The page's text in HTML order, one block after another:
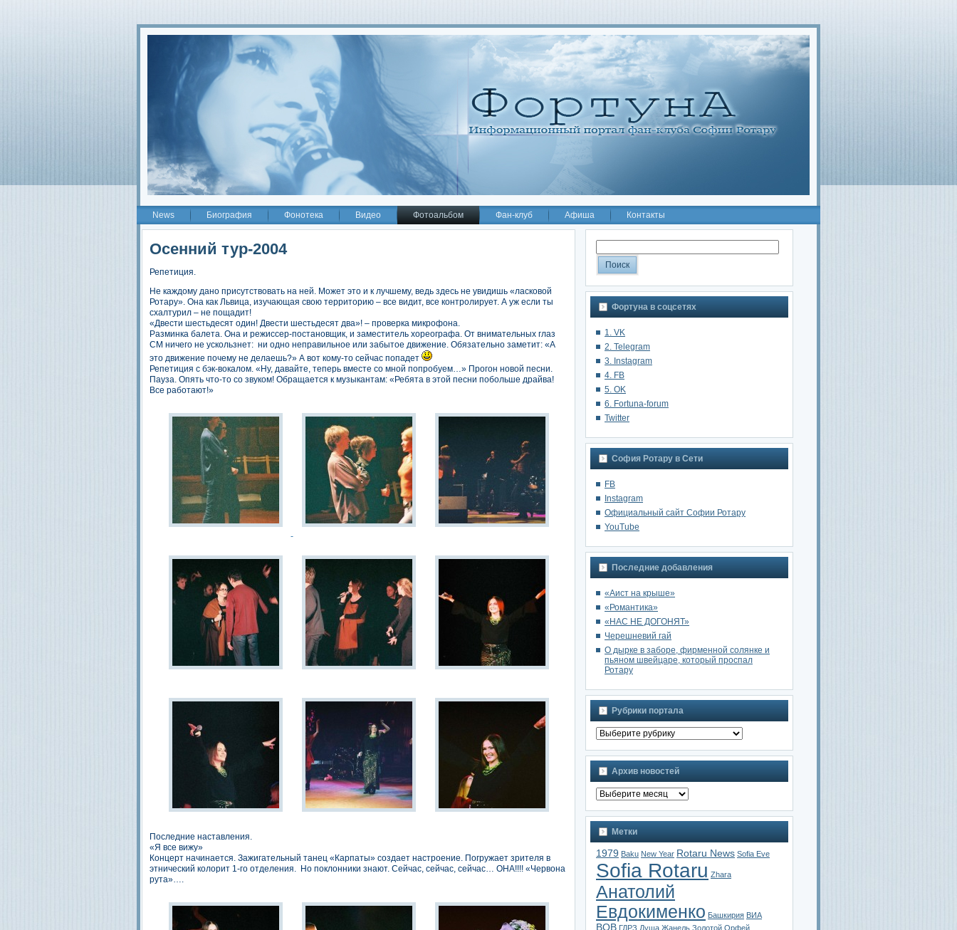
News Биография Фонотека Видео Фотоальбом Фан-клуб Афиша Контакты
Осенний тур-2004
Репетиция.
Не каждому дано присутствовать на ней. Может это и к лучшему, ведь здесь не увидишь «ласковой
Ротару». Она как Львица, изучающая свою территорию – все видит, все контролирует. А уж если ты
схалтурил – не пощадит!
«Двести шестьдесят один! Двести шестьдесят два»! – проверка микрофона.
Разминка балета. Она и режиссер-постановщик, и заместитель хореографа. От внимательных глаз
СМ ничего не ускользнет: ни одно неправильное или забытое движение. Обязательно заметит: «А
это движение почему не делаешь?» А вот кому-то сейчас попадет
Репетиция с бэк-вокалом. «Ну, давайте, теперь вместе со мной попробуем…» Прогон новой песни.
Пауза. Опять что-то со звуком! Обращается к музыкантам: «Ребята в этой песни побольше драйва!
Все работают!»
Последние наставления.
«Я все вижу»
Концерт начинается. Зажигательный танец «Карпаты» создает настроение. Погружает зрителя в
этнический колорит 1-го отделения. Но поклонники знают. Сейчас, сейчас, сейчас… ОНА!!!! «Червона
рута»….
Фортуна в соцсетях
1. VK
2. Telegram
3. Instagram
4. FB
5. OK
6. Fortuna-forum
Twitter
София Ротару в Сети
FB
Instagram
Oфициальный сайт Софии Ротару
YouTube
Последние добавления
«Аист на крыше»
«Романтика»
«НАС НЕ ДОГОНЯТ»
Черешневий гай
О дырке в заборе, фирменной солянке и
пьяном швейцаре, который проспал
Ротару
Рубрики портала
Архив новостей
Метки
1979 Baku New Year Rotaru News Sofia Eve
Sofia Rotaru Zhara
Анатолий
Евдокименко Башкирия ВИА
ВОВ ГДРЗ Душа Жанель Золотой Орфей